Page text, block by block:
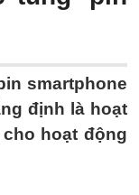
smartphone
định là hoạt
hoạt động